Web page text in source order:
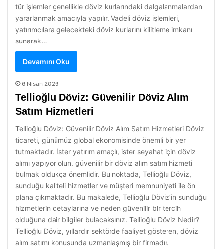
tür işlemler genellikle döviz kurlarındaki dalgalanmalardan
yararlanmak amacıyla yapılır. Vadeli döviz işlemleri,
yatırımcılara gelecekteki döviz kurlarını kilitleme imkanı
sunarak…
Devamını Oku
6 Nisan 2026
Tellioğlu Döviz: Güvenilir Döviz Alım
Satım Hizmetleri
Tellioğlu Döviz: Güvenilir Döviz Alım Satım Hizmetleri Döviz
ticareti, günümüz global ekonomisinde önemli bir yer
tutmaktadır. İster yatırım amaçlı, ister seyahat için döviz
alımı yapıyor olun, güvenilir bir döviz alım satım hizmeti
bulmak oldukça önemlidir. Bu noktada, Tellioğlu Döviz,
sunduğu kaliteli hizmetler ve müşteri memnuniyeti ile ön
plana çıkmaktadır. Bu makalede, Tellioğlu Döviz’in sunduğu
hizmetlerin detaylarına ve neden güvenilir bir tercih
olduğuna dair bilgiler bulacaksınız. Tellioğlu Döviz Nedir?
Tellioğlu Döviz, yıllardır sektörde faaliyet gösteren, döviz
alım satımı konusunda uzmanlaşmış bir firmadır.